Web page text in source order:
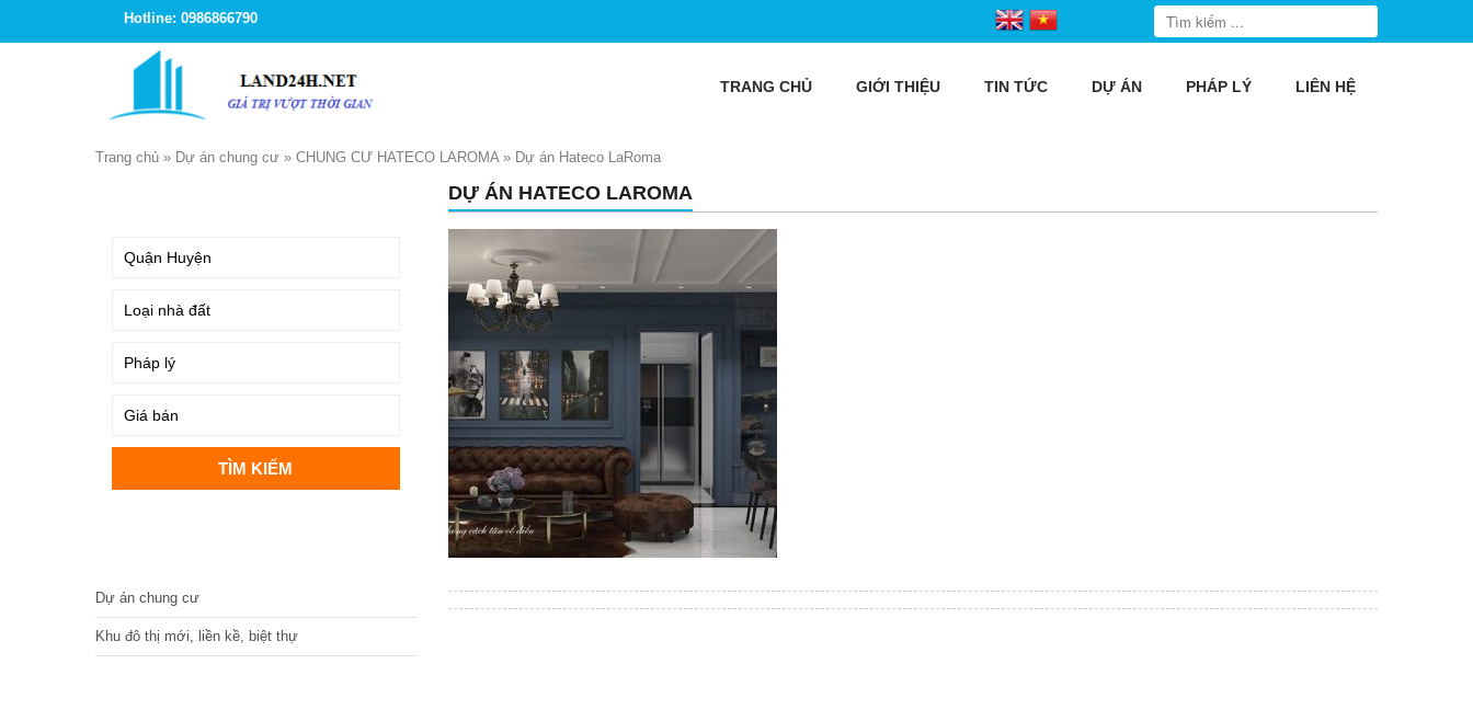
Hotline: 0986866790
TRANG CHỦ GIỚI THIỆU TIN TỨC DỰ ÁN PHÁP LÝ LIÊN HỆ
Trang chủ » Dự án chung cư » CHUNG CƯ HATECO LAROMA» Dự án Hateco LaRoma
DỰ ÁN HATECO LAROMA
Dự án chung cư
Khu đô thị mới, liền kề, biệt thự